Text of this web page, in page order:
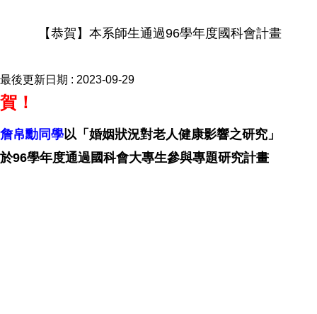
【恭賀】本系師生通過96學年度國科會計畫
最後更新日期 : 2023-09-29
賀！
詹帛勳同學以「婚姻狀況對老人健康影響之研究」
於96學年度通過國科會大專生參與專題研究計畫